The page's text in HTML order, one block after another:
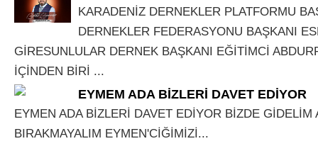
KARADENİZ DERNEKLER PLATFORMU
DERNEKLER FEDERASYONU BAŞKANI
GİRESUNLULAR DERNEK BAŞKANI EĞİTİMCİ
İÇİNDEN BİRİ ...
EYMEM ADA BİZLERİ DAVET EDİYOR
EYMEN ADA BİZLERİ DAVET EDİYOR BİZDE GİDELİM
BIRAKMAYALIM EYMEN'CİĞİMİZİ...